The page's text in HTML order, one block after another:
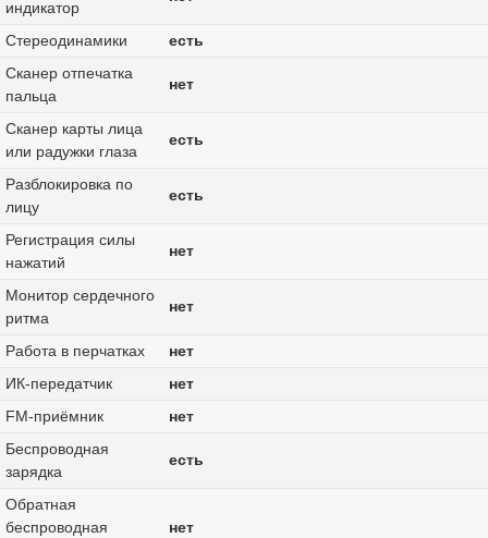
индикатор
Стереодинамики
есть
Сканер отпечатка
пальца
нет
Сканер карты лица
или радужки глаза
есть
Разблокировка по
лицу
есть
Регистрация силы
нажатий
нет
Монитор сердечного
ритма
нет
Работа в перчатках
нет
ИК-передатчик
нет
FM-приёмник
нет
Беспроводная
зарядка
есть
Обратная
беспроводная
нет